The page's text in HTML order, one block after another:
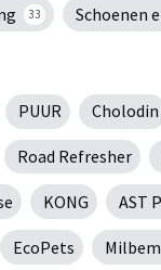
33 Schoenen
PUUR Cholodin
Road Refresher
KONG AST
EcoPets